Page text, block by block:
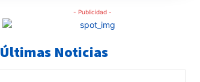
- Publicidad -
Últimas Noticias